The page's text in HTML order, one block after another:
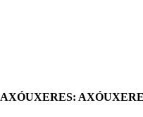
AXÓUXERES: